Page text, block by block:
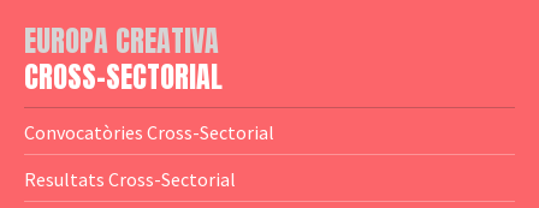
— Logotips
— Notícies
— Publicacions
— Guies MEDIA
— Altres Guies
EUROPA CREATIVA
CROSS-SECTORIAL
Convocatòries Cross-Sectorial
Resultats Cross-Sectorial